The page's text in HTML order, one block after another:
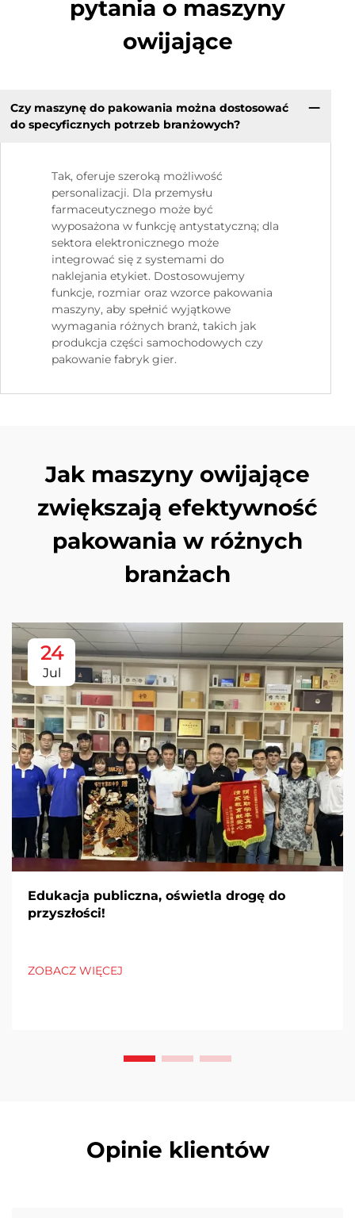
pytania o maszyny
owijające
Czy maszynę do pakowania można dostosować
do specyficznych potrzeb branżowych?
Tak, oferuje szeroką możliwość
personalizacji. Dla przemysłu
farmaceutycznego może być
wyposażona w funkcję antystatyczną; dla
sektora elektronicznego może
integrować się z systemami do
naklejania etykiet. Dostosowujemy
funkcje, rozmiar oraz wzorce pakowania
maszyny, aby spełnić wyjątkowe
wymagania różnych branż, takich jak
produkcja części samochodowych czy
pakowanie fabryk gier.
Jak maszyny owijające
zwiększają efektywność
pakowania w różnych
branżach
24
Jul
Edukacja publiczna, oświetla drogę do
przyszłości!
ZOBACZ WIĘCEJ
Opinie klientów